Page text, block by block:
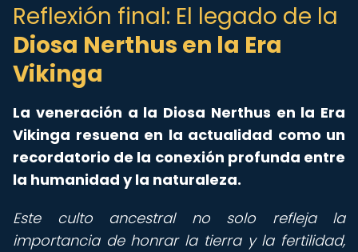
Reflexión final: El legado de la
Diosa Nerthus en la Era
Vikinga
La veneración a la Diosa Nerthus en la Era
Vikinga resuena en la actualidad como un
recordatorio de la conexión profunda entre
la humanidad y la naturaleza.
Este culto ancestral no solo refleja la
importancia de honrar la tierra y la fertilidad,